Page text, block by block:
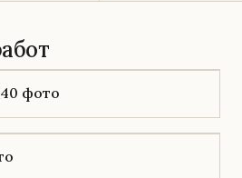
фото